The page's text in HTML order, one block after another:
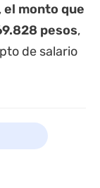
el monto que
pesos,
de salario